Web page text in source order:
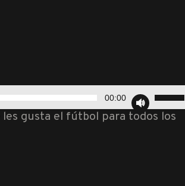
00:00
Utiliza
las
gusta el fútbol para todos los